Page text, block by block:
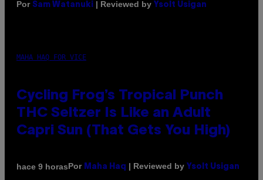
Por Sam Watanuki | Reviewed by Ysolt Usigan
MAHA HAQ FOR VICE
Cycling Frog’s Tropical Punch
THC Seltzer Is Like an Adult
Capri Sun (That Gets You High)
hace 9 horasPor Maha Haq | Reviewed by Ysolt Usigan